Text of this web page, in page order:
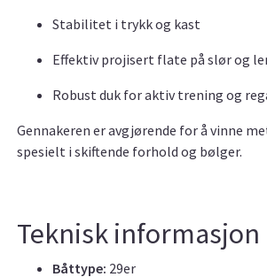
Stabilitet i trykk og kast
Effektiv projisert flate på slør og
Robust duk for aktiv trening og
Gennakeren er avgjørende for å vinne
spesielt i skiftende forhold og bølger.
Teknisk informasjon
Båttype: 29er